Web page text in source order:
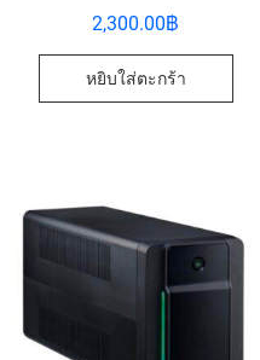
2,300.00฿
หยิบใส่ตะกร้า